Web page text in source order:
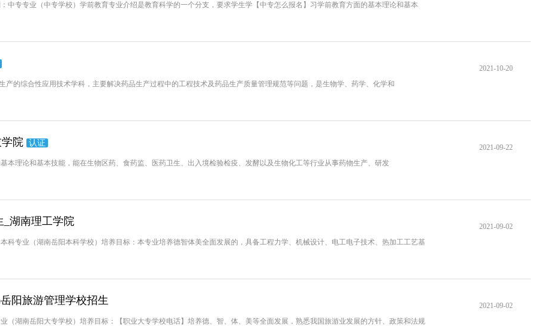
中专专业（中专学校）学前教育专业介绍是教育科学的一个分支，要求学生学【中专怎么报名】习学前教育方面的基本理论和基本
2021-10-20
产的综合性应用技术学科，主要解决药品生产过程中的工程技术及药品生产质量管理规范等问题，是生物学、药学、化学和
2021-09-22
院 认证
本理论和基本技能，能在生物区药、食药监、医药卫生、出入境检验检疫、发酵以及生物化工等行业从事药物生产、研发
2021-09-02
_湖南理工学院
科专业（湖南岳阳本科学校）培养目标：本专业培养德智体美全面发展的，具备工程力学、机械设计、电工电子技术、热加工工艺基
2021-09-02
阳旅游管理学校招生
（湖南岳阳大专学校）培养目标：【职业大专学校电话】培养德、智、体、美等全面发展，熟悉我国旅游业发展的方针、政策和法规